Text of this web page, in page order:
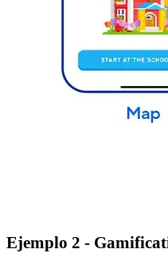
Ejemplo 2 -